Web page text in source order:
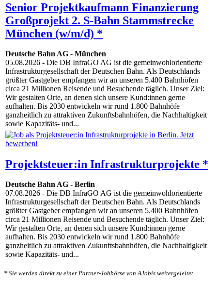
Senior Projektkaufmann Finanzierung
Großprojekt 2. S-Bahn Stammstrecke
München (w/m/d) *
Deutsche Bahn AG - München
05.08.2026 - Die DB InfraGO AG ist die gemeinwohlorientierte
Infrastrukturgesellschaft der Deutschen Bahn. Als Deutschlands
größter Gastgeber empfangen wir an unseren 5.400 Bahnhöfen
circa 21 Millionen Reisende und Besuchende täglich. Unser Ziel:
Wir gestalten Orte, an denen sich unsere Kund:innen gerne
aufhalten. Bis 2030 entwickeln wir rund 1.800 Bahnhöfe
ganzheitlich zu attraktiven Zukunftsbahnhöfen, die Nachhaltigkeit
sowie Kapazitäts- und...
Projektsteuer:in Infrastrukturprojekte *
Deutsche Bahn AG - Berlin
07.08.2026 - Die DB InfraGO AG ist die gemeinwohlorientierte
Infrastrukturgesellschaft der Deutschen Bahn. Als Deutschlands
größter Gastgeber empfangen wir an unseren 5.400 Bahnhöfen
circa 21 Millionen Reisende und Besuchende täglich. Unser Ziel:
Wir gestalten Orte, an denen sich unsere Kund:innen gerne
aufhalten. Bis 2030 entwickeln wir rund 1.800 Bahnhöfe
ganzheitlich zu attraktiven Zukunftsbahnhöfen, die Nachhaltigkeit
sowie Kapazitäts- und...
* Sie werden direkt zu einer Partner-Jobbörse von AJobis weitergeleitet.